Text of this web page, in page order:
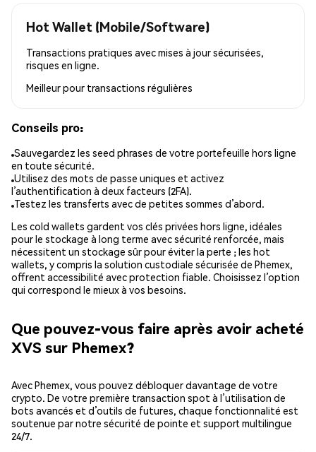
Hot Wallet (Mobile/Software)
Transactions pratiques avec mises à jour sécurisées,
risques en ligne.
Meilleur pour transactions régulières
Conseils pro:
Sauvegardez les seed phrases de votre portefeuille hors ligne
en toute sécurité.
Utilisez des mots de passe uniques et activez
l’authentification à deux facteurs (2FA).
Testez les transferts avec de petites sommes d’abord.
Les cold wallets gardent vos clés privées hors ligne, idéales
pour le stockage à long terme avec sécurité renforcée, mais
nécessitent un stockage sûr pour éviter la perte ; les hot
wallets, y compris la solution custodiale sécurisée de Phemex,
offrent accessibilité avec protection fiable. Choisissez l’option
qui correspond le mieux à vos besoins.
Que pouvez-vous faire après avoir acheté
XVS sur Phemex?
Avec Phemex, vous pouvez débloquer davantage de votre
crypto. De votre première transaction spot à l’utilisation de
bots avancés et d’outils de futures, chaque fonctionnalité est
soutenue par notre sécurité de pointe et support multilingue
24/7.